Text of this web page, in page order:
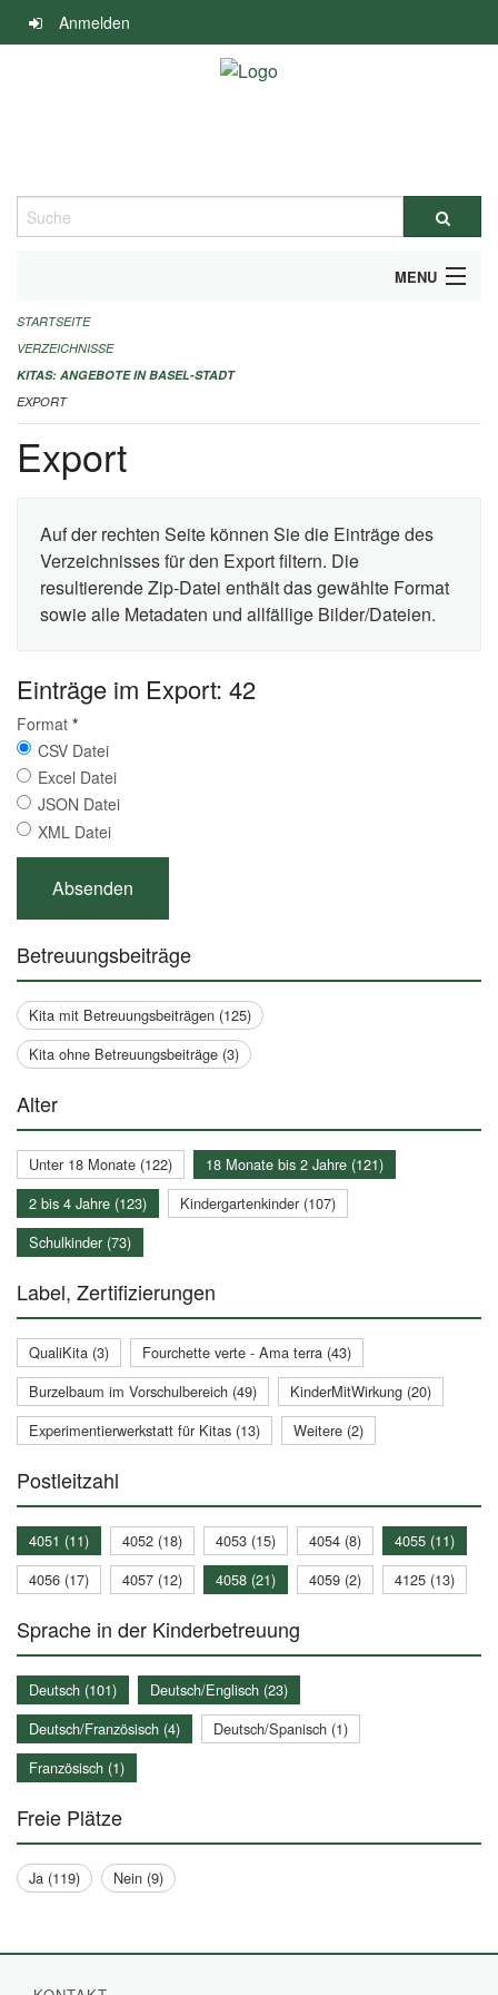
Navigation
überspringen
Anmelden
Suche
MENU
ALLGEMEINE INFORMATIONEN
IMPRESSUM
STARTSEITE
VERZEICHNISSE
KITAS: ANGEBOTE IN BASEL-STADT
EXPORT
Export
Auf der rechten Seite können Sie die Einträge des
Verzeichnisses für den Export filtern. Die
resultierende Zip-Datei enthält das gewählte Format
sowie alle Metadaten und allfällige Bilder/Dateien.
Einträge im Export: 42
Format *
CSV Datei
Excel Datei
JSON Datei
XML Datei
Betreuungsbeiträge
Kita mit Betreuungsbeiträgen (125)
Kita ohne Betreuungsbeiträge (3)
Alter
Unter 18 Monate (122)
18 Monate bis 2 Jahre (121)
2 bis 4 Jahre (123)
Kindergartenkinder (107)
Schulkinder (73)
Label, Zertifizierungen
QualiKita (3)
Fourchette verte - Ama terra (43)
Burzelbaum im Vorschulbereich (49)
KinderMitWirkung (20)
Experimentierwerkstatt für Kitas (13)
Weitere (2)
Postleitzahl
4051 (11) 4052 (18) 4053 (15) 4054 (8)
4055 (11)
4056 (17)
4057 (12) 4058 (21) 4059 (2) 4125 (13)
Sprache in der Kinderbetreuung
Deutsch (101)
Deutsch/Englisch (23)
Deutsch/Französisch (4)
Deutsch/Spanisch (1)
Französisch (1)
Freie Plätze
Ja (119) Nein (9)